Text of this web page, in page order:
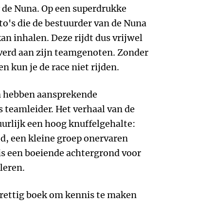
Nuna. Op een superdrukke
die de bestuurder van de Nuna
inhalen. Deze rijdt dus vrijwel
aan zijn teamgenoten. Zonder
kun je de race niet rijden.
aansprekende
teamleider. Het verhaal van de
een hoog knuffelgehalte:
een kleine groep onervaren
een boeiende achtergrond voor
boek om kennis te maken